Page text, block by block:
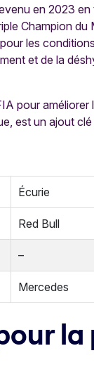
en 2023
Champion
les
et de la
pour
est un ajout
Écurie
Red Bull
–
Mercedes